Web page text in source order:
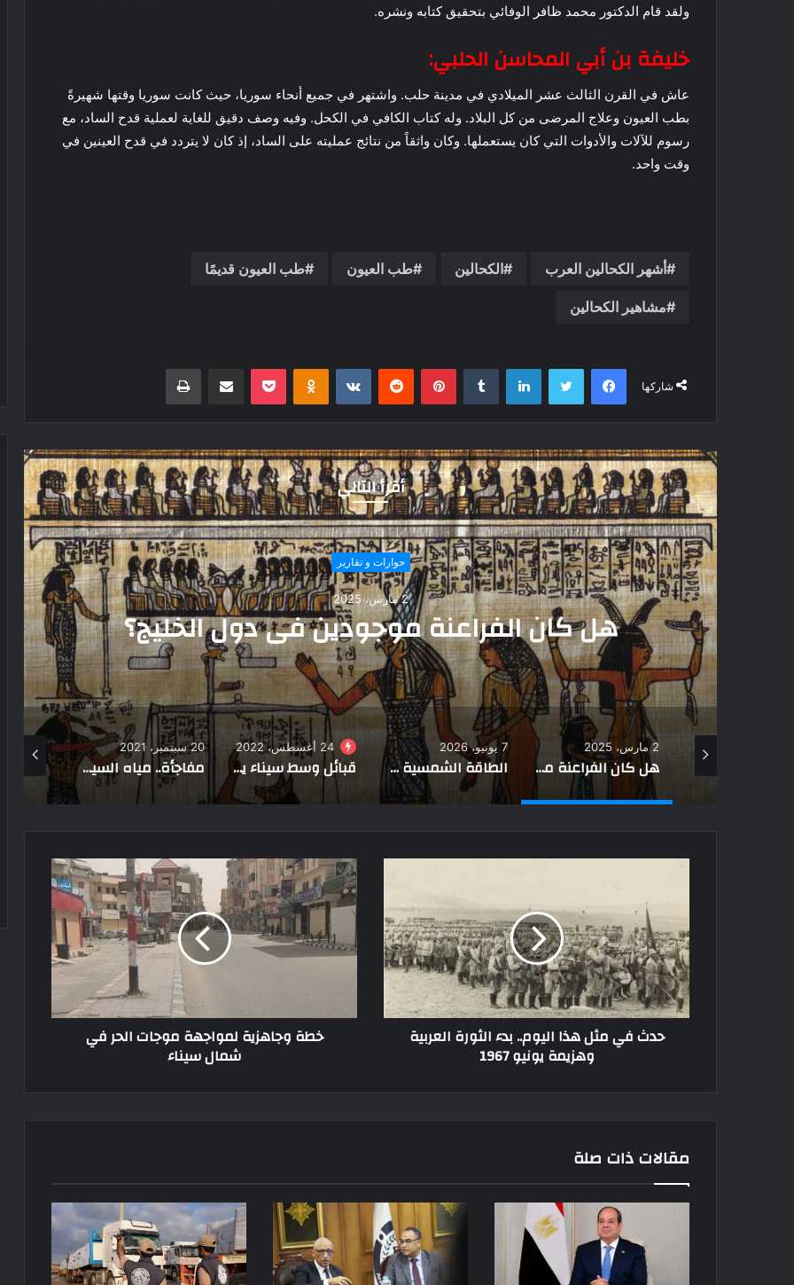
ولقد قام الدكتور محمد ظافر الوفائي بتحقيق كتابه ونشره.
خليفة بن أبي المحاسن الحلبي:
عاش في القرن الثالث عشر الميلادي في مدينة حلب. واشتهر في جميع أنحاء سوريا، حيث كانت سوريا وقتها شهيرةً
بطب العيون وعلاج المرضى من كل البلاد. وله كتاب الكافي في الكحل. وفيه وصف دقيق للغاية لعملية قدح الساد، مع
رسوم للآلات والأدوات التي كان يستعملها. وكان واثقاً من نتائج عمليته على الساد، إذ كان لا يتردد في قدح العينين في
وقت واحد.
أشهر الكحالين العرب الكحالين طب العيون طب العيون قديمًا
مشاهير الكحالين
شاركها
فيسبوك تويتر لينكدإن بينتيريست Odnoklassniki
بوكيت مشاركة عبر البريد طباعة
أقرأ التالي
حوارات و تقارير
7 يونيو، 2026
الطاقة الشمسية في الحضارات القديمة.. كيف
عرفها الإنسان القديم قبل آلاف السنين؟
7 يونيو، 2026
الطاقة الشمسية في الحضارات القديمة.. كيف عرفها الإنسان القديم قبل آلاف السنين؟
24 أغسطس، 2022
قبائل وسط سيناء يستقبلون قوافل الوديان الثقافية
20 سبتمبر، 2021
مفاجأة.. مياه السيول تكفي لتحويل صحراء مصر الغربية إلى جنة خضراء
22 ديسمبر، 2023
تاريخ صناعة النسيج في الأندلس.. وهذه مراحل تطوره
2 مارس، 2025
حدث في مثل هذا اليوم.. بدء الثورة العربية
وهزيمة يونيو 1967
خطة وجاهزية لمواجهة موجات الحر في
شمال سيناء
مقالات ذات صلة